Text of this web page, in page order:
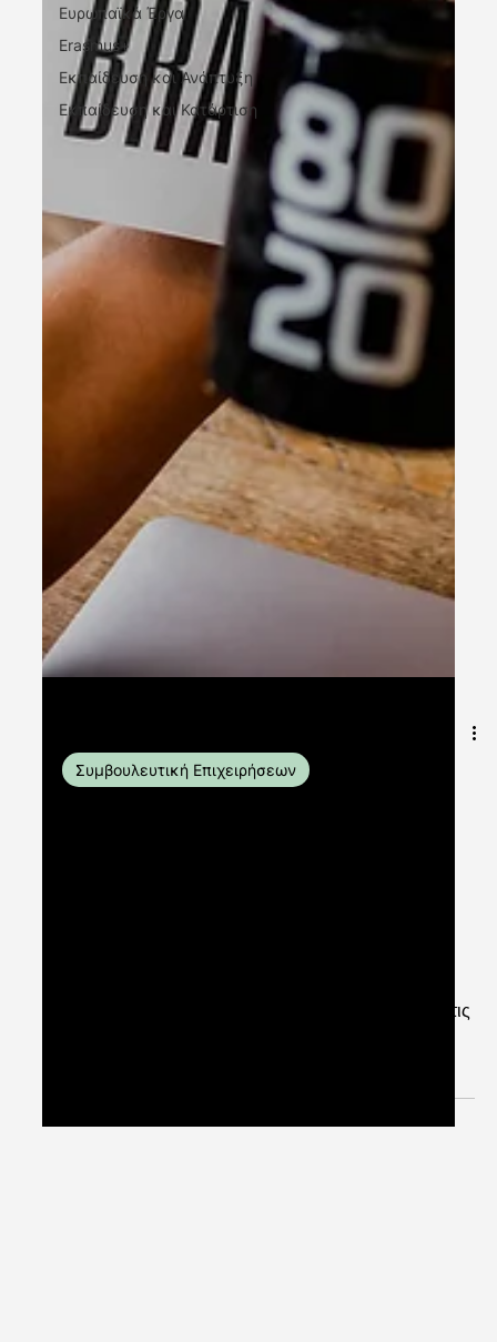
Ευρωπαϊκά Έργα
Erasmus+
Εκπαίδευση και Ανάπτυξη
Εκπαίδευση και Κατάρτιση
7 Φεβ 2023 διαβάστηκε 2 λεπτά